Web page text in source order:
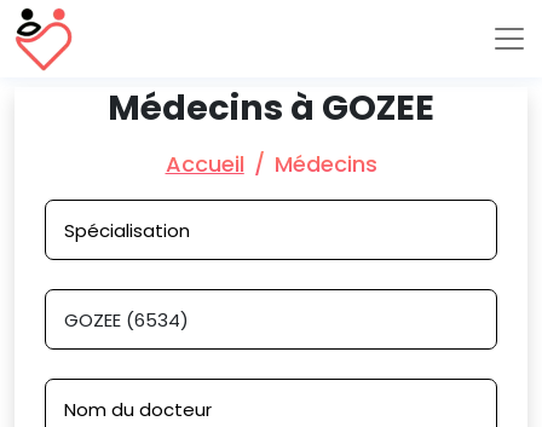
Médecins à GOZEE
Accueil Médecins